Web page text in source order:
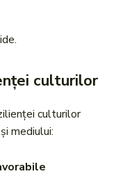
culturilor
culturilor
mediului: